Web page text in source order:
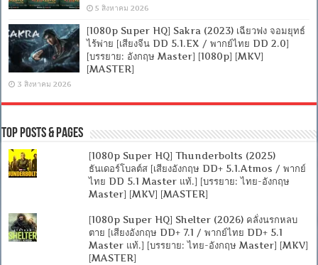
5 สิงหาคม 2026
[1080p Super HQ] Sakra (2023) เฉียวฟง จอมยุทธ์
ไร้พ่าย [เสียงจีน DD 5.1.EX / พากย์ไทย DD 2.0]
[บรรยาย: อังกฤษ Master] [1080p] [MKV]
[MASTER]
3 สิงหาคม 2026
Top Posts & Pages
[1080p Super HQ] Thunderbolts (2025)
ธันเดอร์โบลต์ส [เสียงอังกฤษ DD+ 5.1.Atmos / พากย์
ไทย DD 5.1 Master แท้.] [บรรยาย: ไทย-อังกฤษ
Master] [MKV] [MASTER]
[1080p Super HQ] Shelter (2026) คลั่งนรกหลบ
ตาย [เสียงอังกฤษ DD+ 7.1 / พากย์ไทย DD+ 5.1
Master แท้.] [บรรยาย: ไทย-อังกฤษ Master] [MKV]
[MASTER]